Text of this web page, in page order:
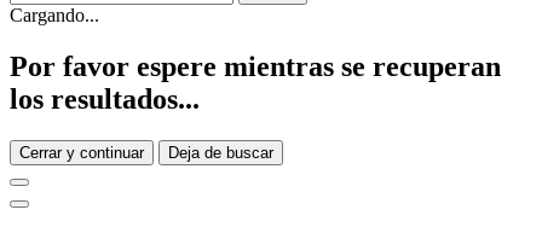
Cargando...
Por favor espere mientras se recuperan
los resultados...
Cerrar y continuar Deja de buscar